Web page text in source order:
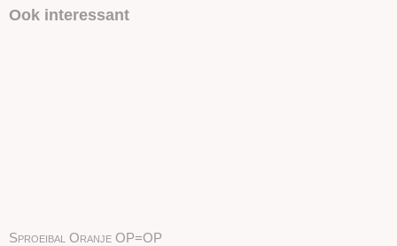
Ook interessant
Sproeibal Oranje OP=OP